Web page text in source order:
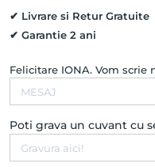
Alb
14K
✔ Livrare si Retur Gratuite
✔ Garantie 2 ani
Felicitare IONA. Vom scrie
Poti grava un cuvant cu